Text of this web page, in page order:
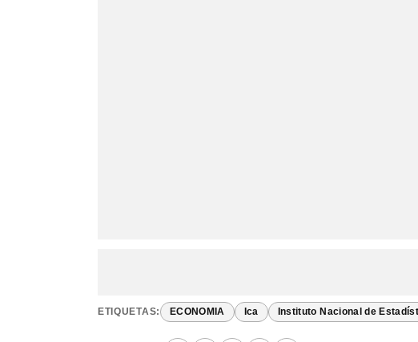
ETIQUETAS: ECONOMIA Ica Instituto Nacional de